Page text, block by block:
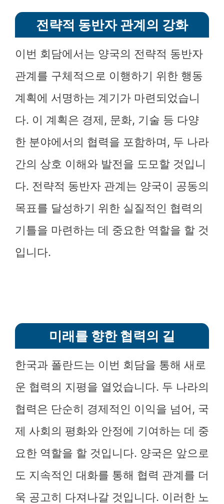
전략적 동반자 관계의 강화
이번 회담에서는 양국의 전략적 동반자
관계를 구체적으로 이행하기 위한 행동
계획에 서명하는 계기가 마련되었습니
다. 이 계획은 경제, 문화, 기술 등 다양
한 분야에서의 협력을 포함하며, 두 나라
간의 상호 이해와 발전을 도모할 것입니
다. 전략적 동반자 관계는 양국이 공동의
목표를 달성하기 위한 실질적인 협력의
기틀을 마련하는 데 중요한 역할을 할 것
입니다.
미래를 향한 협력의 길
한국과 폴란드는 이번 회담을 통해 새로
운 협력의 지평을 열었습니다. 두 나라의
협력은 단순히 경제적인 이익을 넘어, 국
제 사회의 평화와 안정에 기여하는 데 중
요한 역할을 할 것입니다. 양국은 앞으로
도 지속적인 대화를 통해 협력 관계를 더
욱 공고히 다져나갈 것입니다. 이러한 노